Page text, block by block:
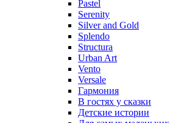
Pastel
Serenity
Silver and Gold
Splendo
Structura
Urban Art
Vento
Versale
Гармония
В гостях у сказки
Детские истории